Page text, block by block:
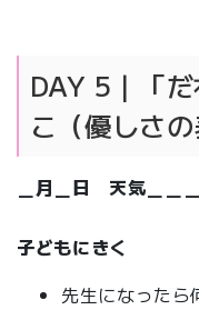
DAY 5｜「
こ（優しさの
＿月＿日 天気＿＿＿
子どもにきく
先生になったら